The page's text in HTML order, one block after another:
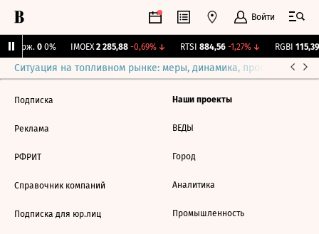
Войти
Бирж. 0 0% IMOEX 2 285,88 -0,69%↓ RTSI 884,56 -1,27%↓ RGBI 115,39
Ситуация на топливном рынке: меры, динамика, прогнозы
Подписка
Реклама
РФРИТ
Справочник компаний
Подписка для юр.лиц
Наши проекты
ВЕДЫ
Город
Аналитика
Промышленность